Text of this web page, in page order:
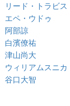
リード・トラビス
エペ・ウドゥ
阿部諒
白濱僚祐
津山尚大
ウィリアムスニカ
谷口大智